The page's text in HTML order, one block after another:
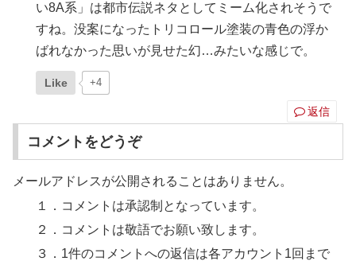
い8A系」は都市伝説ネタとしてミーム化されそうで
すね。没案になったトリコロール塗装の青色の浮か
ばれなかった思いが見せた幻…みたいな感じで。
Like +4
返信
コメントをどうぞ
メールアドレスが公開されることはありません。
１．コメントは承認制となっています。
２．コメントは敬語でお願い致します。
３．1件のコメントへの返信は各アカウント1回まで